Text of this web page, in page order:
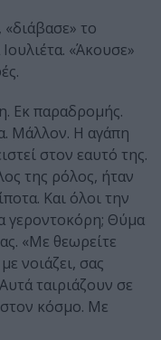
, «διάβασε» το
«Άκουσε»
Εκ παραδρομής.
Μάλλον. Η αγάπη
στον εαυτό της.
της ρόλος, ήταν
Και όλοι την
γεροντοκόρη; Θύμα
«Με θεωρείτε
νοιάζει, σας
ταιριάζουν σε
κόσμο. Με